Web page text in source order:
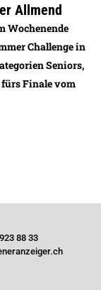
Allmend
Wochenende
Challenge in
Seniors,
Finale vom
88 33